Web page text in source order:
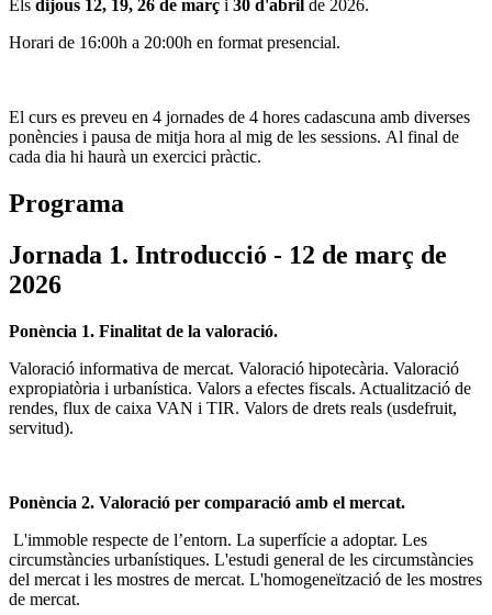
Els dijous 12, 19, 26 de març i 30 d'abril de 2026.
Horari de 16:00h a 20:00h en format presencial.
El curs es preveu en 4 jornades de 4 hores cadascuna amb diverses
ponències i pausa de mitja hora al mig de les sessions. Al final de
cada dia hi haurà un exercici pràctic.
Programa
Jornada 1. Introducció - 12 de març de
2026
Ponència 1. Finalitat de la valoració.
Valoració informativa de mercat. Valoració hipotecària. Valoració
expropiatòria i urbanística. Valors a efectes fiscals. Actualització de
rendes, flux de caixa VAN i TIR. Valors de drets reals (usdefruit,
servitud).
Ponència 2. Valoració per comparació amb el mercat.
L'immoble respecte de l’entorn. La superfície a adoptar. Les
circumstàncies urbanístiques. L'estudi general de les circumstàncies
del mercat i les mostres de mercat. L'homogeneïtzació de les mostres
de mercat.